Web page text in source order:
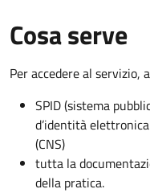
Cosa serve
Per accedere al servizio,
SPID (sistema
d’identità
(CNS)
tutta la
della pratica.